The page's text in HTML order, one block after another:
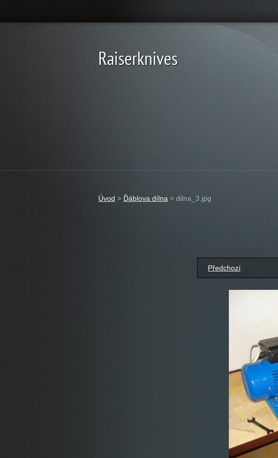
Raiserknives
Úvod > Ďáblova dílna > dilna_3.jpg
Předchozí